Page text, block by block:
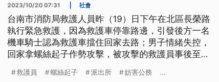
2023/10/20 07:31 社會
台南市消防局救護人員昨（19）日下午在北區長榮路
執行緊急救護，因為救護車停靠路邊，引發後方一名
機車騎士認為救護車擋住回家去路；男子情緒失控，
回家拿螺絲起子作勢攻擊，被攻擊的救護員事後至醫
救護員 螺絲起子 派出所 妨害公務 ...